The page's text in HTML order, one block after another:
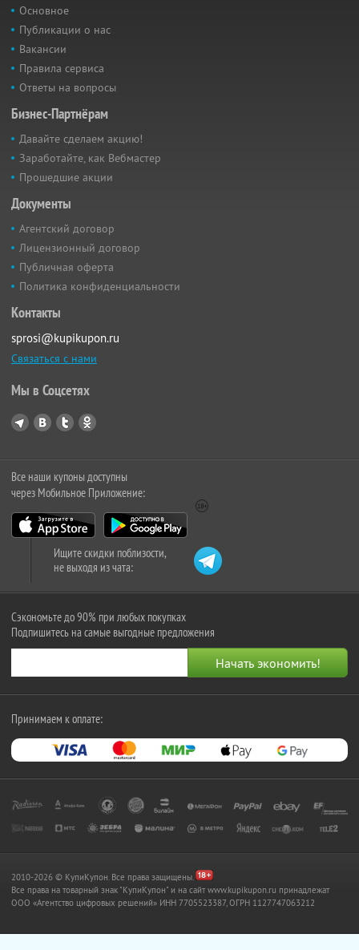
Основное
Публикации о нас
Вакансии
Правила сервиса
Ответы на вопросы
Бизнес-Партнёрам
Давайте сделаем акцию!
Заработайте, как Вебмастер
Прошедшие акции
Документы
Агентский договор
Лицензионный договор
Публичная оферта
Политика конфиденциальности
Контакты
sprosi@kupikupon.ru
Связаться с нами
Мы в Соцсетях
Все наши купоны доступны
через Мобильное Приложение:
Ищите скидки поблизости,
не выходя из чата:
Сэкономьте до 90% при любых покупках
Подпишитесь на самые выгодные предложения
Принимаем к оплате:
2010-2026 © КупиКупон. Все права защищены.
Все права на товарный знак "КупиКупон" и на сайт www.kupikupon.ru принадлежат
OOO «Агентство цифровых решений» ИНН 7705523387, ОГРН 1127747063212